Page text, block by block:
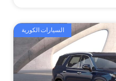
السيارات الكورية